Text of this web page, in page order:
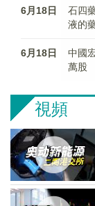
6月18日
石四
液的
6月18日
中國
萬股
視頻